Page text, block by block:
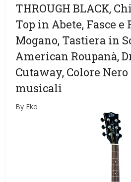
THROUGH BLACK,
Top in Abete, Fasce e
Mogano, Tastiera in
American Roupanà,
Cutaway, Colore Nero
musicali
By Eko